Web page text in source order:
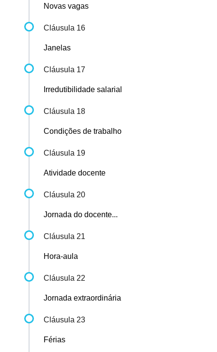
Novas vagas
Cláusula 16
Janelas
Cláusula 17
Irredutibilidade salarial
Cláusula 18
Condições de trabalho
Cláusula 19
Atividade docente
Cláusula 20
Jornada do docente...
Cláusula 21
Hora-aula
Cláusula 22
Jornada extraordinária
Cláusula 23
Férias